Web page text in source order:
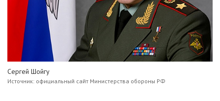
Сергей Шойгу
Источник: официальный сайт Министерства обороны РФ